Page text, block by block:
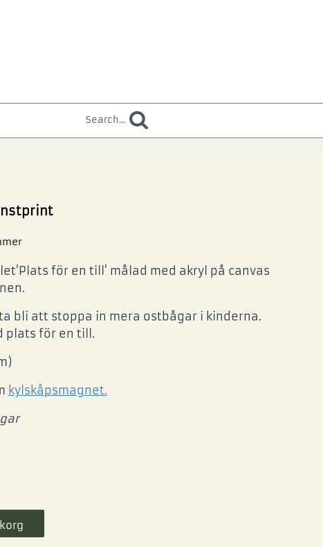
Search...
för en till’ målad med akryl på canvas
bli att stoppa in mera ostbågar i kinderna.
plats för en till.
kylskåpsmagnet.